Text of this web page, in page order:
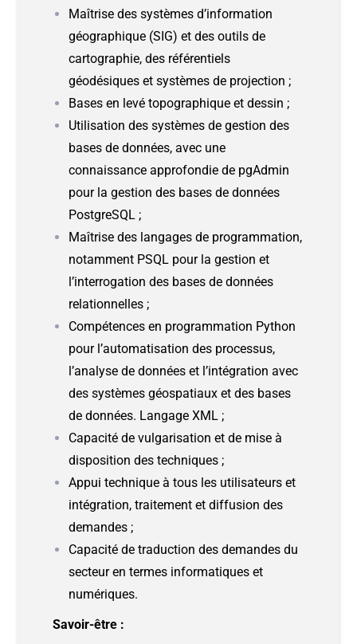
Maîtrise des systèmes d’information
géographique (SIG) et des outils de
cartographie, des référentiels
géodésiques et systèmes de projection ;
Bases en levé topographique et dessin ;
Utilisation des systèmes de gestion des
bases de données, avec une
connaissance approfondie de pgAdmin
pour la gestion des bases de données
PostgreSQL ;
Maîtrise des langages de programmation,
notamment PSQL pour la gestion et
l’interrogation des bases de données
relationnelles ;
Compétences en programmation Python
pour l’automatisation des processus,
l’analyse de données et l’intégration avec
des systèmes géospatiaux et des bases
de données. Langage XML ;
Capacité de vulgarisation et de mise à
disposition des techniques ;
Appui technique à tous les utilisateurs et
intégration, traitement et diffusion des
demandes ;
Capacité de traduction des demandes du
secteur en termes informatiques et
numériques.
Savoir-être :